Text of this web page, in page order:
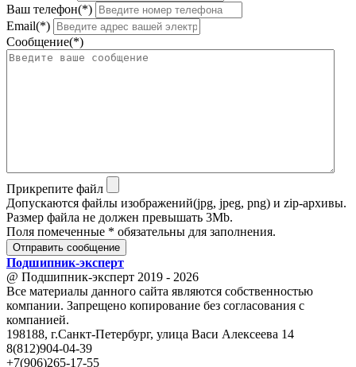
Ваш телефон(*)
Email(*)
Сообщение(*)
Прикрепите файл
Допускаются файлы изображений(jpg, jpeg, png) и zip-архивы.
Размер файла не должен превышать 3Mb.
Поля помеченные * обязательны для заполнения.
Отправить сообщение
Подшипник-эксперт
@ Подшипник-эксперт 2019 - 2026
Все материалы данного сайта являются собственностью
компании. Запрещено копирование без согласования с
компанией.
198188, г.Санкт-Петербург, улица Васи Алексеева 14
8(812)904-04-39
+7(906)265-17-55